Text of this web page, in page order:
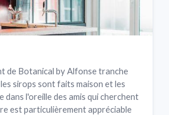
de Botanical by Alfonse tranche
sirops sont faits maison et les
l'oreille des amis qui cherchent
est particulièrement appréciable